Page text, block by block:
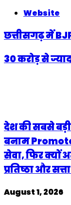
Website
छत्तीसगढ़ में
30 करोड़ से
देश की सबसे
बनाम
सेवा, फिर क्यों
प्रतिष्ठा और
August 1, 2026